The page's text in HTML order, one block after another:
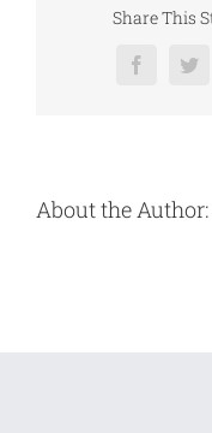
HEALTHShare This
Facebook
About the Author: